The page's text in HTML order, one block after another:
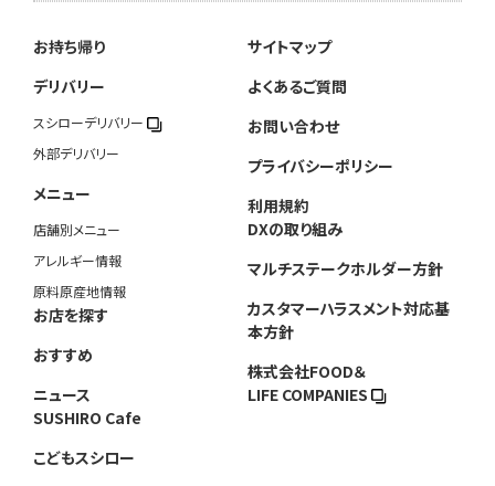
お持ち帰り
デリバリー
スシローデリバリー
外部デリバリー
メニュー
店舗別メニュー
アレルギー情報
原料原産地情報
お店を探す
おすすめ
ニュース
SUSHIRO Cafe
こどもスシロー
サイトマップ
よくあるご質問
お問い合わせ
プライバシーポリシー
利用規約
DXの取り組み
マルチステークホルダー方針
カスタマーハラスメント対応基
本方針
株式会社FOOD＆
LIFE COMPANIES